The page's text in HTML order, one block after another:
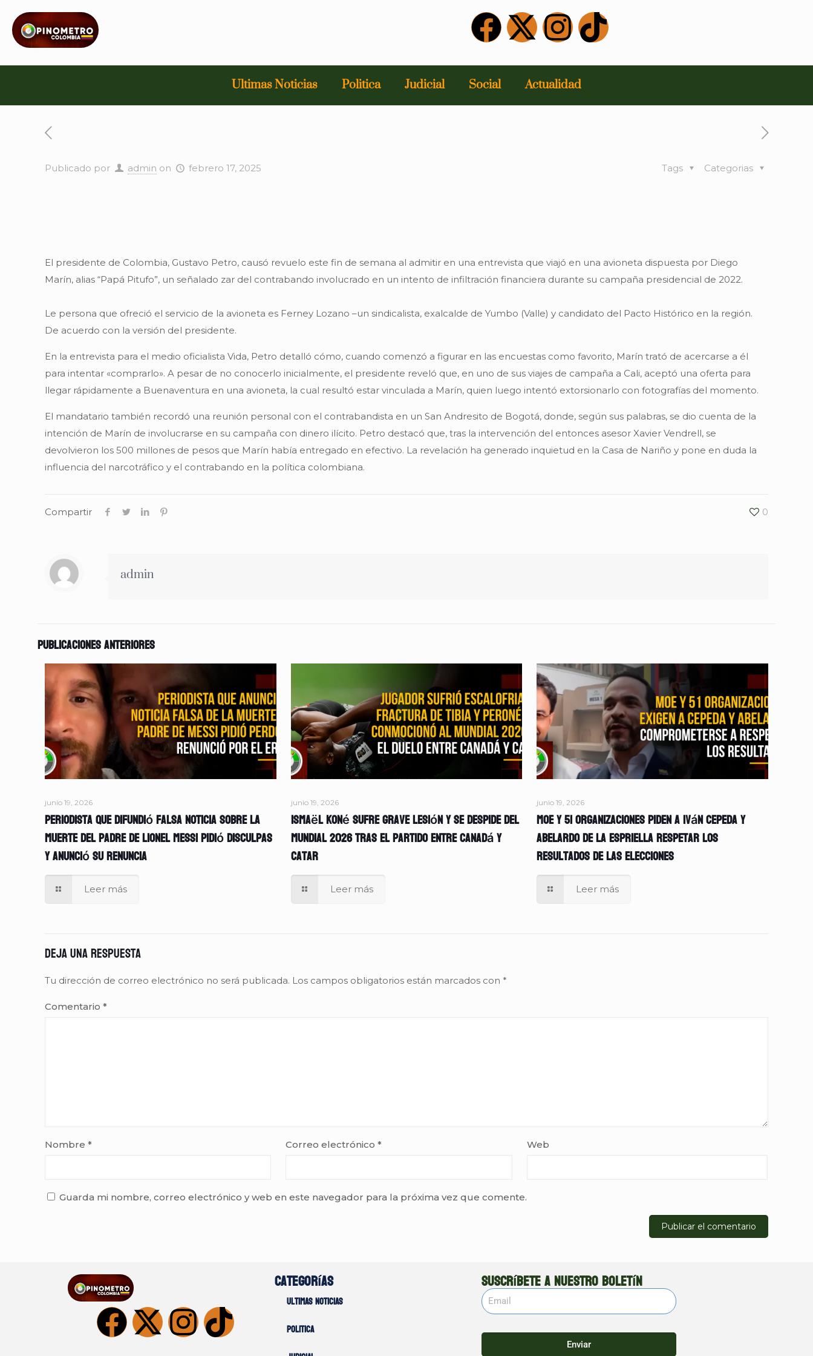
Ultimas Noticias Politica Judicial Social Actualidad
Publicado por admin on febrero 17, 2025 Categorias
Tags
El presidente de Colombia, Gustavo Petro, causó revuelo este fin de semana al admitir en una entrevista que viajó en una avioneta dispuesta por Diego
Marín, alias “Papá Pitufo”, un señalado zar del contrabando involucrado en un intento de infiltración financiera durante su campaña presidencial de 2022.
Le persona que ofreció el servicio de la avioneta es Ferney Lozano –un sindicalista, exalcalde de Yumbo (Valle) y candidato del Pacto Histórico en la región.
De acuerdo con la versión del presidente.
En la entrevista para el medio oficialista Vida, Petro detalló cómo, cuando comenzó a figurar en las encuestas como favorito, Marín trató de acercarse a él
para intentar «comprarlo». A pesar de no conocerlo inicialmente, el presidente reveló que, en uno de sus viajes de campaña a Cali, aceptó una oferta para
llegar rápidamente a Buenaventura en una avioneta, la cual resultó estar vinculada a Marín, quien luego intentó extorsionarlo con fotografías del momento.
El mandatario también recordó una reunión personal con el contrabandista en un San Andresito de Bogotá, donde, según sus palabras, se dio cuenta de la
intención de Marín de involucrarse en su campaña con dinero ilícito. Petro destacó que, tras la intervención del entonces asesor Xavier Vendrell, se
devolvieron los 500 millones de pesos que Marín había entregado en efectivo. La revelación ha generado inquietud en la Casa de Nariño y pone en duda la
influencia del narcotráfico y el contrabando en la política colombiana.
Compartir 0
admin
Publicaciones anteriores
junio 19, 2026
Periodista que difundió falsa noticia sobre la
muerte del padre de Lionel Messi pidió disculpas
y anunció su renuncia
Leer más
junio 19, 2026
Ismaël Koné sufre grave lesión y se despide del
Mundial 2026 tras el partido entre Canadá y
Catar
Leer más
junio 19, 2026
MOE y 51 organizaciones piden a Iván Cepeda y
Abelardo de la Espriella respetar los
resultados de las elecciones
Leer más
Deja una respuesta
Tu dirección de correo electrónico no será publicada. Los campos obligatorios están marcados con *
Comentario *
Nombre * Correo electrónico* Web
Guarda mi nombre, correo electrónico y web en este navegador para la próxima vez que comente.
Categorías
Ultimas noticias
Politica
Suscríbete a nuestro boletín
Enviar